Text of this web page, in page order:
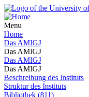
Menu
Home
Das AMIGJ
Das AMIGJ
Das AMIGJ
Das AMIGJ
Beschreibung des Instituts
Struktur des Instituts
Bibliothek (811)